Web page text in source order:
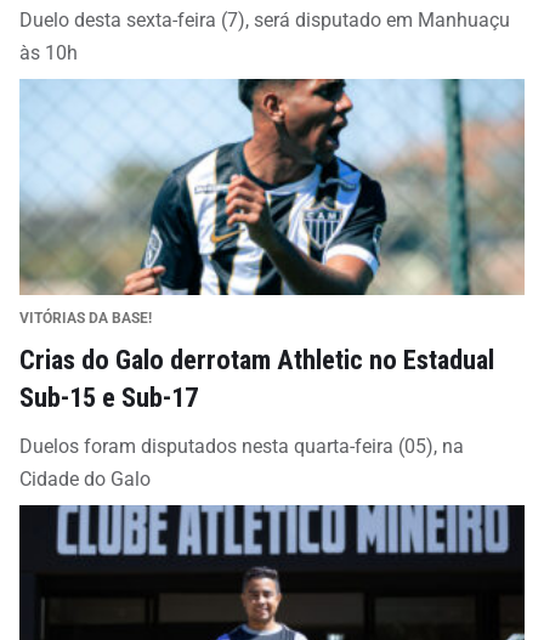
Duelo desta sexta-feira (7), será disputado em Manhuaçu
às 10h
VITÓRIAS DA BASE!
Crias do Galo derrotam Athletic no Estadual
Sub-15 e Sub-17
Duelos foram disputados nesta quarta-feira (05), na
Cidade do Galo